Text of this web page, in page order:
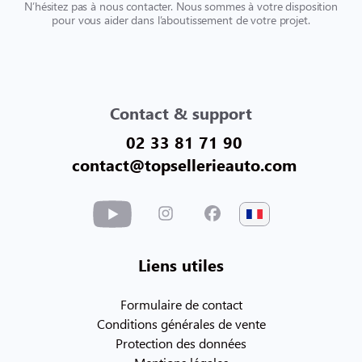
N’hésitez pas à nous contacter. Nous sommes à votre disposition
pour vous aider dans l’aboutissement de votre projet.
Contact & support
02 33 81 71 90
contact@topsellerieauto.com
Liens utiles
Formulaire de contact
Conditions générales de vente
Protection des données